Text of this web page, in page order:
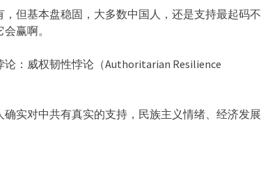
但基本盘稳固，大多数中国人，还是支持最起码不
赢啊。
：威权韧性悖论（Authoritarian Resilience
实对中共有真实的支持，民族主义情绪、经济发展